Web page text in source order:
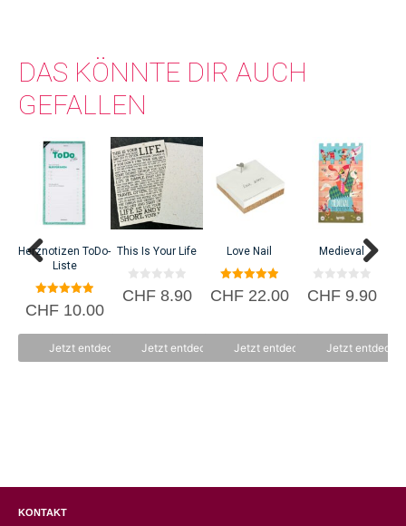
DAS KÖNNTE DIR AUCH
GEFALLEN
Herznotizen ToDo-
Liste
5.00
von 5
CHF10.00
Jetzt entdecken
This Is Your Life
0
v
5
CHF8.90
Jetzt entdecken
Love Nail
5.00
von 5
CHF22.00
Jetzt entdecken
Medieval
0
v
5
CHF9.90
Jetzt
KONTAKT